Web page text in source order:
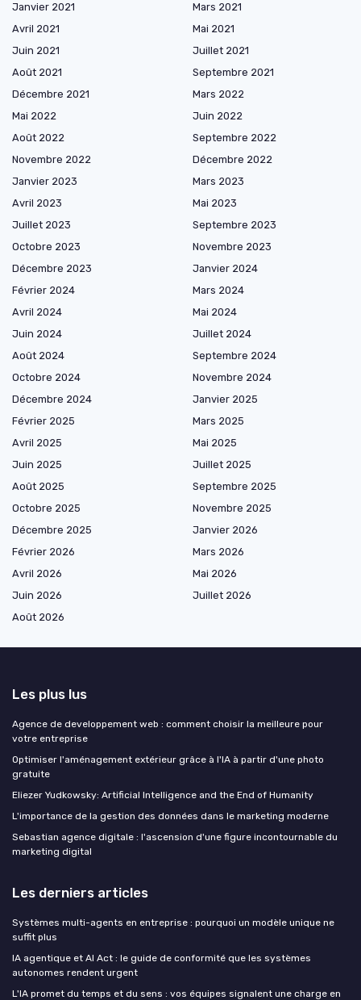
Janvier 2021
Mars 2021
Avril 2021
Mai 2021
Juin 2021
Juillet 2021
Août 2021
Septembre 2021
Décembre 2021
Mars 2022
Mai 2022
Juin 2022
Août 2022
Septembre 2022
Novembre 2022
Décembre 2022
Janvier 2023
Mars 2023
Avril 2023
Mai 2023
Juillet 2023
Septembre 2023
Octobre 2023
Novembre 2023
Décembre 2023
Janvier 2024
Février 2024
Mars 2024
Avril 2024
Mai 2024
Juin 2024
Juillet 2024
Août 2024
Septembre 2024
Octobre 2024
Novembre 2024
Décembre 2024
Janvier 2025
Février 2025
Mars 2025
Avril 2025
Mai 2025
Juin 2025
Juillet 2025
Août 2025
Septembre 2025
Octobre 2025
Novembre 2025
Décembre 2025
Janvier 2026
Février 2026
Mars 2026
Avril 2026
Mai 2026
Juin 2026
Juillet 2026
Août 2026
Les plus lus
Agence de developpement web : comment choisir la meilleure pour
votre entreprise
Optimiser l'aménagement extérieur grâce à l'IA à partir d'une photo
gratuite
Eliezer Yudkowsky: Artificial Intelligence and the End of Humanity
L'importance de la gestion des données dans le marketing moderne
Sebastian agence digitale : l'ascension d'une figure incontournable du
marketing digital
Les derniers articles
Systèmes multi-agents en entreprise : pourquoi un modèle unique ne
suffit plus
IA agentique et AI Act : le guide de conformité que les systèmes
autonomes rendent urgent
L'IA promet du temps et du sens : vos équipes signalent une charge en